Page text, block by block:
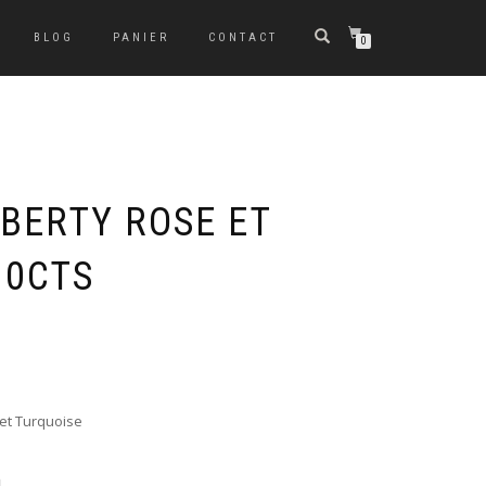
BLOG PANIER CONTACT 0
ROSE ET
Turquoise